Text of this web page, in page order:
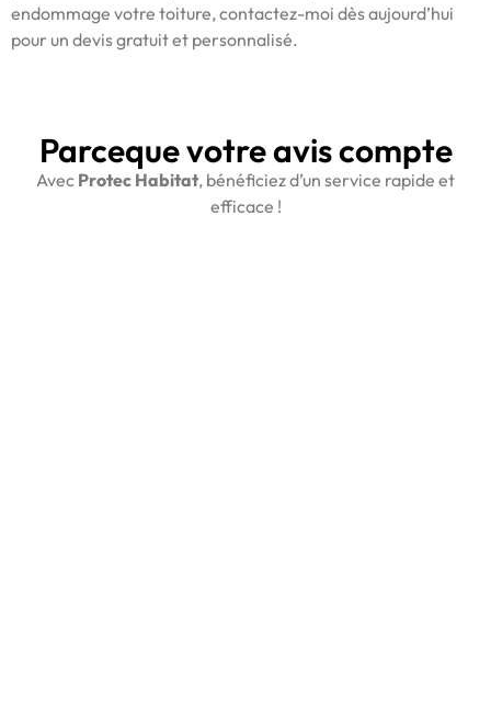
endommage votre toiture, contactez-moi dès aujourd’hui
pour un devis gratuit et personnalisé.
Parceque votre avis compte
Avec Protec Habitat, bénéficiez d’un service rapide et
efficace !